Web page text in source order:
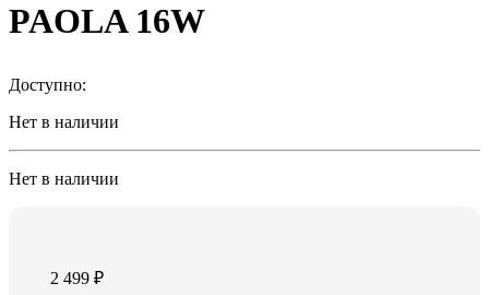
PAOLA 16W
Доступно:
Нет в наличии
Нет в наличии
2 499₽